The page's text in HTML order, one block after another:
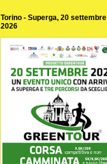
Torino - Superga, 20 settembre
2026